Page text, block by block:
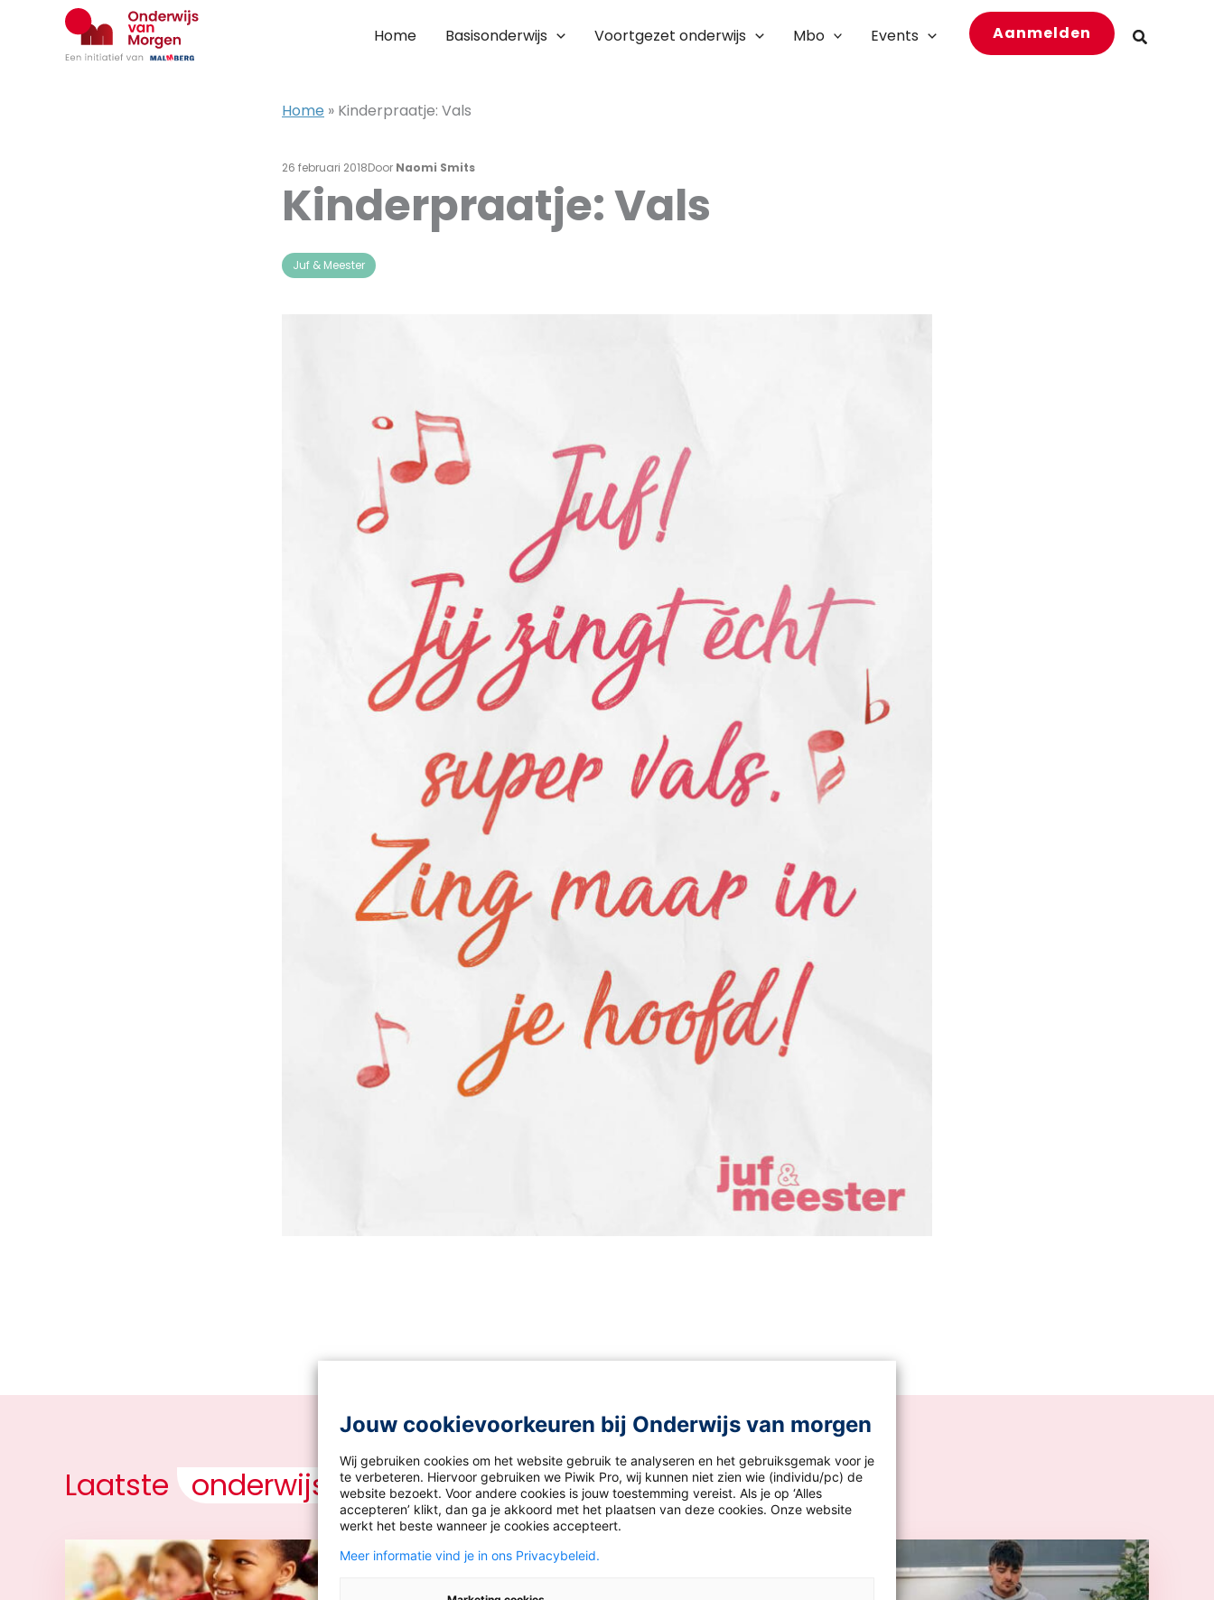
Home Basisonderwijs Voortgezet onderwijs Mbo Events Aanmelden Zoeken
Home » Kinderpraatje: Vals
26 februari 2018Door Naomi Smits
Juf & Meester
Kinderpraatje: Vals
Laatste onderwijsnieuws
Jouw cookievoorkeuren bij Onderwijs van morgen
Wij gebruiken cookies om het website gebruik te analyseren en het gebruiksgemak voor je
te verbeteren. Hiervoor gebruiken we Piwik Pro, wij kunnen niet zien wie (individu/pc) de
website bezoekt. Voor andere cookies is jouw toestemming vereist. Als je op ‘Alles
accepteren’ klikt, dan ga je akkoord met het plaatsen van deze cookies. Onze website
werkt het beste wanneer je cookies accepteert.
Meer informatie vind je in ons Privacybeleid.